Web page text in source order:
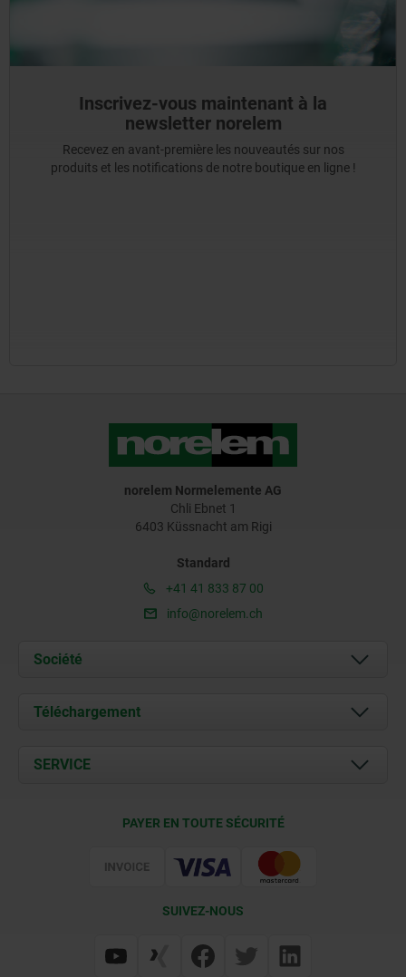
Inscrivez-vous maintenant à la
newsletter norelem
Recevez en avant-première les nouveautés sur nos
produits et les notifications de notre boutique en ligne !
norelem Normelemente AG
Chli Ebnet 1
6403 Küssnacht am Rigi
Standard
+41 41 833 87 00
info@norelem.ch
Société
À propos de nous
Contact
Téléchargement
Documents
SERVICE
PAYER EN TOUTE SÉCURITÉ
SUIVEZ-NOUS